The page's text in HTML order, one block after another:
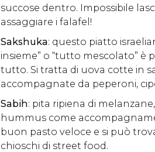
succose dentro. Impossibile
assaggiare i falafel!
Sakshuka: questo piatto
insieme” o “tutto mescolato” è
tutto. Si tratta di uova cotte in
accompagnate da peperoni,
Sabih: pita ripiena di
hummus come
buon pasto veloce e si può
chioschi di street food.